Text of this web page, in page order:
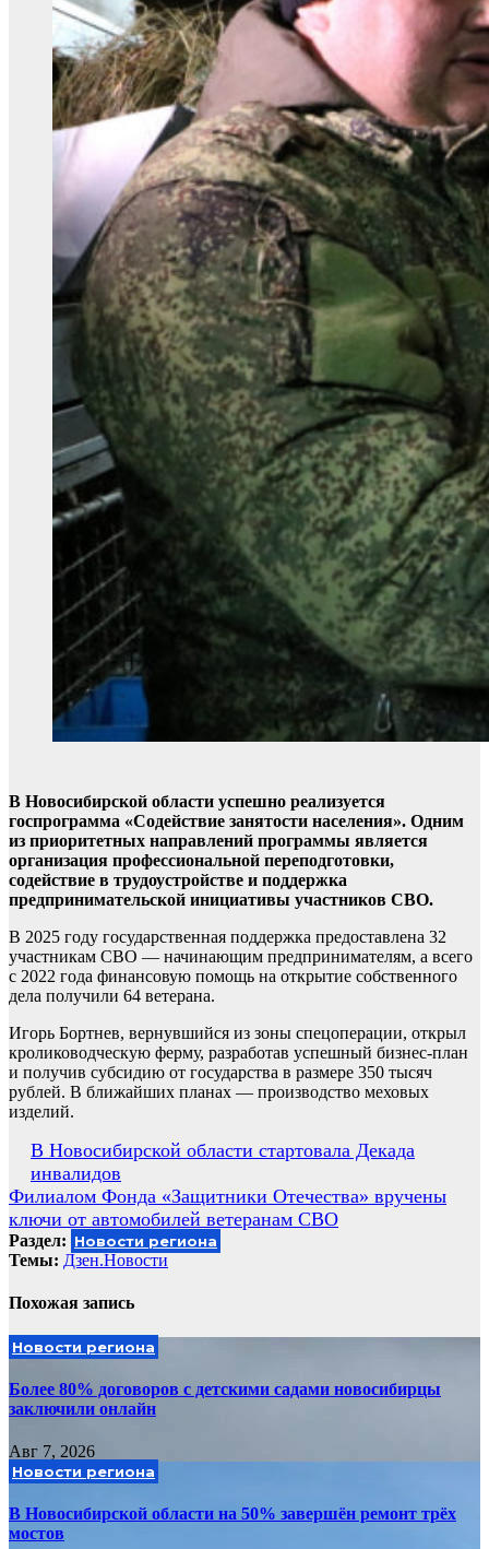
В Новосибирской области успешно реализуется
госпрограмма «Содействие занятости населения». Одним
из приоритетных направлений программы является
организация профессиональной переподготовки,
содействие в трудоустройстве и поддержка
предпринимательской инициативы участников СВО.
В 2025 году государственная поддержка предоставлена 32
участникам СВО — начинающим предпринимателям, а всего
с 2022 года финансовую помощь на открытие собственного
дела получили 64 ветерана.
Игорь Бортнев, вернувшийся из зоны спецоперации, открыл
кролиководческую ферму, разработав успешный бизнес-план
и получив субсидию от государства в размере 350 тысяч
рублей. В ближайших планах — производство меховых
изделий.
Навигация
по
записям
В Новосибирской области стартовала Декада
инвалидов
Филиалом Фонда «Защитники Отечества» вручены
ключи от автомобилей ветеранам СВО
Раздел: Новости региона
Темы: Дзен.Новости
Похожая запись
Новости региона
Более 80% договоров с детскими садами новосибирцы
заключили онлайн
Авг 7, 2026
Новости региона
В Новосибирской области на 50% завершён ремонт трёх
мостов